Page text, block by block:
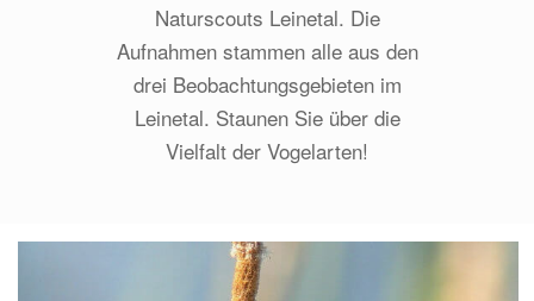
Naturscouts Leinetal. Die
Aufnahmen stammen alle aus den
drei Beobachtungsgebieten im
Leinetal. Staunen Sie über die
Vielfalt der Vogelarten!